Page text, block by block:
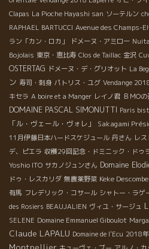
Clapas La Pioche Hayashi san ソーテルン
RAPHAEL BARTUCCI Avenue des Champs-
ラン「カン・ロカ」
ドメーヌ・アミロー
Bojolais 東京・恵比寿 Clos de Taillac 金沢
OSTERTAG ドメーヌ・デ・グリオット La
ン 寿司・刺身 パトリス・ユグ Vendange
キセラ A boire et a Manger レイノ君 ＢＭО
DOMAINE PASCAL SIMONUTTI Paris
「ル・ヴェール・ヴォレ」
Sakagami
11月伊藤日本ハードスケジュール 丹さん レ
デ、ピエラ 収穫29回記念・ドミニック・ドゥ
Yoshio ITO サカノジュンさん Domaine
ドゥ・レスカリダ 無農薬野菜 Keke Descombe
有馬 フレデリック・コサール シャトー・ラゲ
des Rosiers BEAUJALIEN ヴィユ・サージュ
SELENE Domaine Emmanuel Giboulot
Claude LAPALU Domaine de l'Ecu 2018